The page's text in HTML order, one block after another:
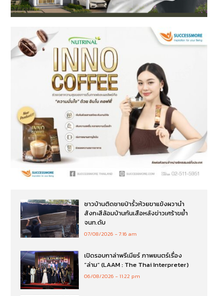
ชาวบ้านติดชายป่ารั้วห้วยขาแข้งผวานำ
สังกะสีล้อมบ้านกันเสือหลังข่าวเศร้าขย้ำ
จนท.ดับ
07/08/2026 7:16 am
เปิดรอบกาล่าพรีเมียร์ ภาพยนตร์เรื่อง
”ล่าม“ (LAAM : The Thai Interpreter)
06/08/2026 11:22 pm